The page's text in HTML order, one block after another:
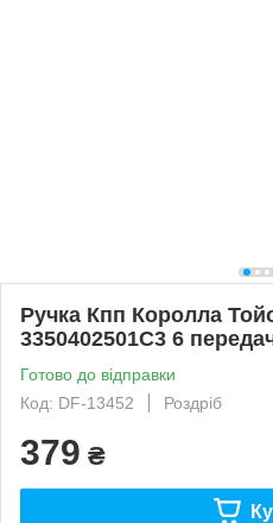
Ручка Кпп Королла
3350402501C3 6
Готово до відправки
Код: DF-13452
Роздріб
379 ₴